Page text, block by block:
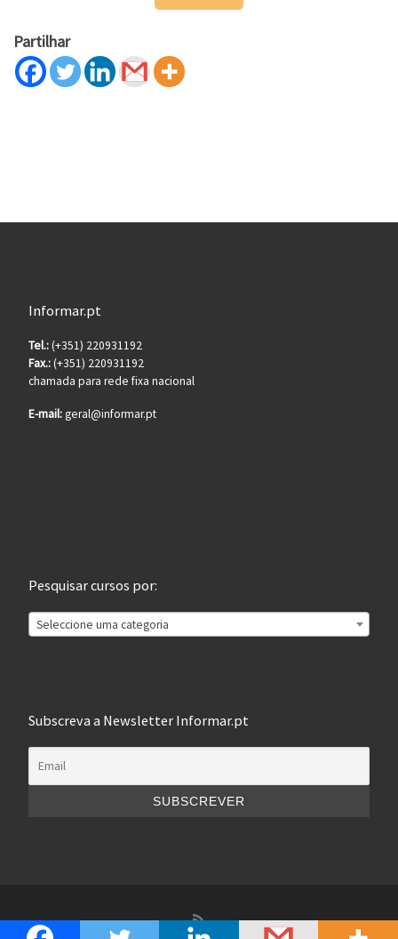
Partilhar
Informar.pt
Tel.:(+351) 220931192
Fax.:(+351) 220931192
chamada para rede fixa nacional
E-mail:geral@informar.pt
Pesquisar cursos por:
Seleccione uma categoria
Subscreva a Newsletter Informar.pt